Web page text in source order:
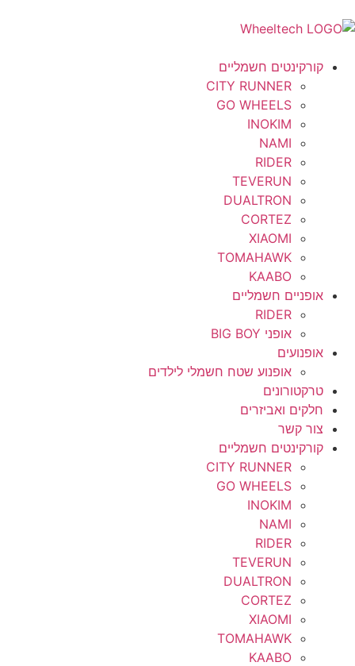
קורקינטים חשמליים
CITY RUNNER
GO WHEELS
INOKIM
NAMI
RIDER
TEVERUN
DUALTRON
CORTEZ
XIAOMI
TOMAHAWK
KAABO
אופניים חשמליים
RIDER
אופני BIG BOY
אופנועים
אופנוע שטח חשמלי לילדים
טרקטורונים
חלקים ואביזרים
צור קשר
קורקינטים חשמליים
CITY RUNNER
GO WHEELS
INOKIM
NAMI
RIDER
TEVERUN
DUALTRON
CORTEZ
XIAOMI
TOMAHAWK
KAABO